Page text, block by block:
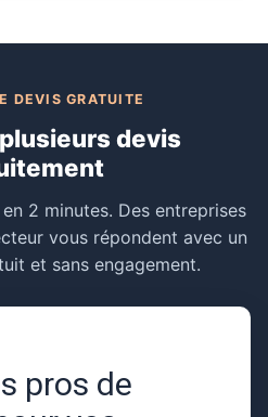
DEVIS GRATUITE
devis
2 minutes. Des entreprises
vous répondent avec un
et sans engagement.
pros de